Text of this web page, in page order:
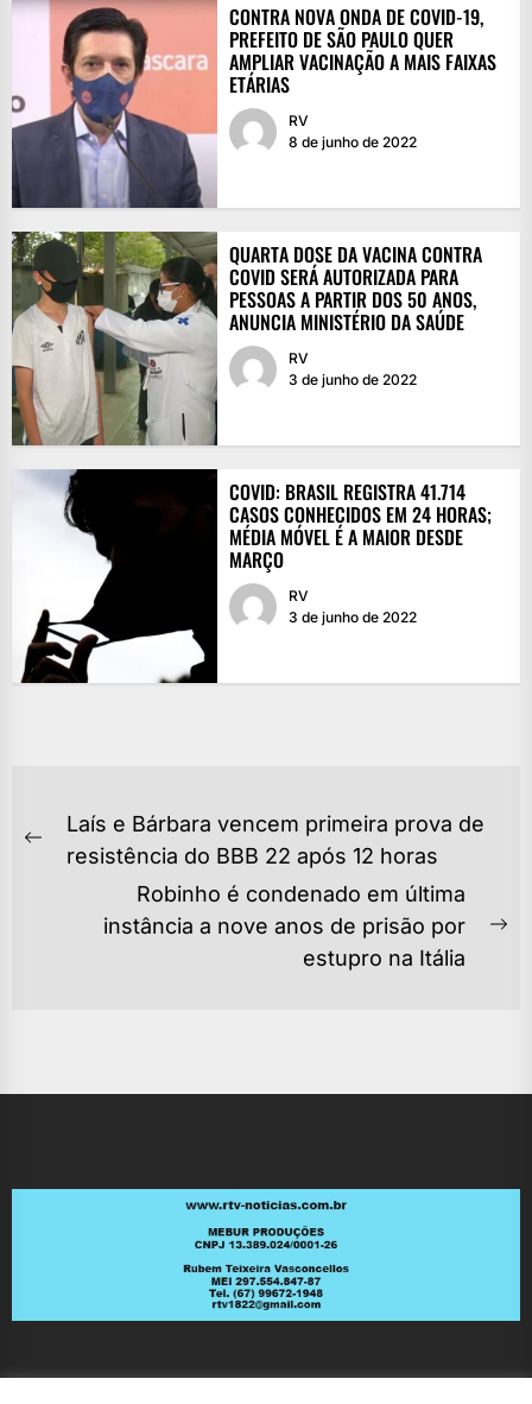
CONTRA NOVA ONDA DE COVID-19,
PREFEITO DE SÃO PAULO QUER
AMPLIAR VACINAÇÃO A MAIS FAIXAS
ETÁRIAS
RV
8 de junho de 2022
QUARTA DOSE DA VACINA CONTRA
COVID SERÁ AUTORIZADA PARA
PESSOAS A PARTIR DOS 50 ANOS,
ANUNCIA MINISTÉRIO DA SAÚDE
RV
3 de junho de 2022
COVID: BRASIL REGISTRA 41.714
CASOS CONHECIDOS EM 24 HORAS;
MÉDIA MÓVEL É A MAIOR DESDE
MARÇO
RV
3 de junho de 2022
NAVEGAÇÃO
DEPrevious
Laís e Bárbara vencem primeira prova de
resistência do BBB 22 após 12 horas
Robinho é condenado em última
instância a nove anos de prisão por
estupro na Itália